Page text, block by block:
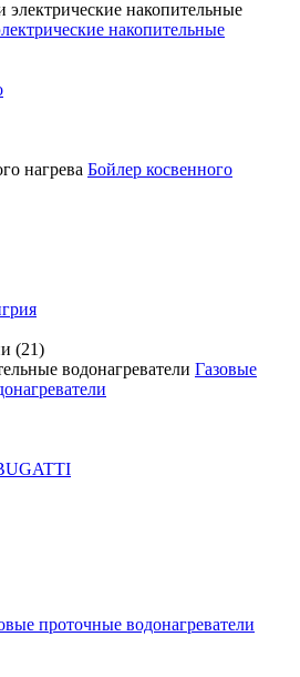
накопительные
Бойлер косвенного
(21)
Газовые
проточные водонагреватели